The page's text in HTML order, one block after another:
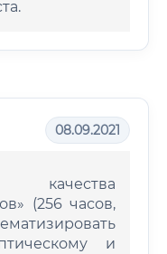
08.09.2021
(256 часов,
и